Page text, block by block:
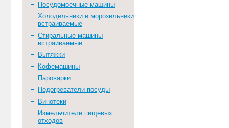
Посудомоечные машины
Холодильники и морозильники
встраиваемые
Стиральные машины
встраиваемые
Вытяжки
Кофемашины
Пароварки
Подогреватели посуды
Винотеки
Измельчители пищевых
отходов